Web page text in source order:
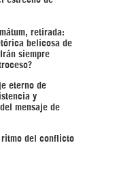
retirada:
belicosa de
siempre
eterno de
y
mensaje de
ritmo del conflicto